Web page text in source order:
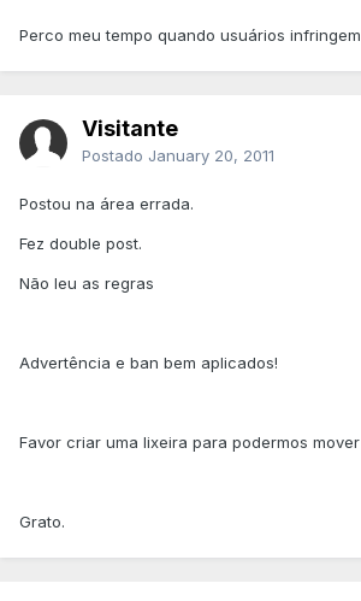
Perco meu tempo quando usuários
Visitante
Postado January 20, 2011
Postou na área errada.
Fez double post.
Não leu as regras
Advertência e ban bem aplicados!
Favor criar uma lixeira para podermos
Grato.